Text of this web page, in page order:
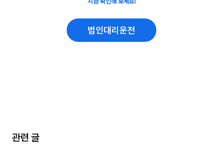
법인대리운전
관련 글